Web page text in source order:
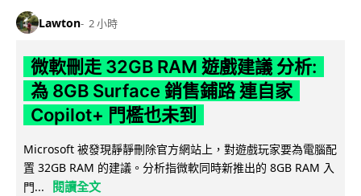
Lawton 2 小時
微軟刪走 32GB RAM 遊戲建議 分析:
為 8GB Surface 銷售鋪路 連自家
Copilot+ 門檻也未到
Microsoft 被發現靜靜刪除官方網站上，對遊戲玩家要為電腦配
置 32GB RAM 的建議。分析指微軟同時新推出的 8GB RAM 入
門...
閱讀全文